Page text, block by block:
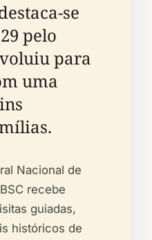
se
pelo
para
uma
Nacional de
recebe
guiadas,
históricos de